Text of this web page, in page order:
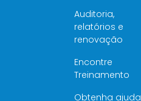
Auditoria,
relatórios e
renovação
Encontre
Treinamento
Obtenha ajuda